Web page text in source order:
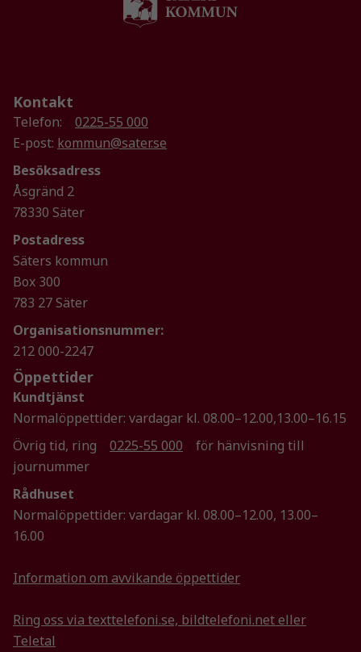
Kontakt
Telefon:
0225-55 000
E-post: kommun@sater.se
Besöksadress
Åsgränd 2
78330 Säter
Postadress
Säters kommun
Box 300
783 27 Säter
Organisationsnummer:
212 000-2247
Öppettider
Kundtjänst
Normalöppettider: vardagar kl. 08.00–12.00,13.00–16.15
Övrig tid, ring
0225-55 000
för hänvisning till
journummer
Rådhuset
Normalöppettider: vardagar kl. 08.00–12.00, 13.00–
16.00
Information om avvikande öppettider
Ring oss via texttelefoni.se, bildtelefoni.net eller
Teletal
funktionalitet
uppbyggnad,
används.
Upplevelse
prestera så